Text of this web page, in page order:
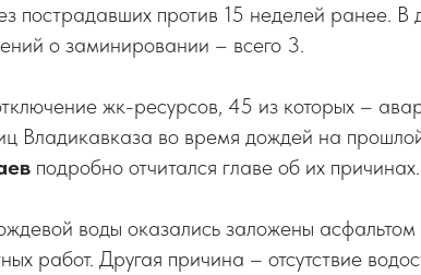
пострадавших против 15 неделей ранее. В
о заминировании – всего 3.
жк-ресурсов, 45 из которых –
Владикавказа во время дождей на
подробно отчитался главе об их причинах.
воды оказались заложены асфальтом
работ. Другая причина – отсутствие